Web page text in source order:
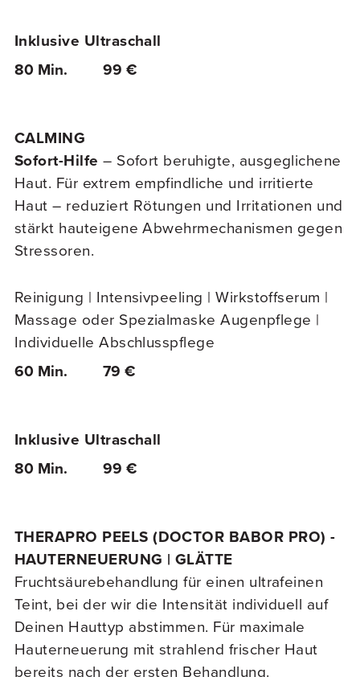
Inklusive Ultraschall
80 Min.
99 €
CALMING
Sofort-Hilfe – Sofort beruhigte, ausgeglichene
Haut. Für extrem empfindliche und irritierte
Haut – reduziert Rötungen und Irritationen und
stärkt hauteigene Abwehrmechanismen gegen
Stressoren.
Reinigung | Intensivpeeling | Wirkstoffserum |
Massage oder Spezialmaske Augenpflege |
Individuelle Abschlusspflege
60 Min.
79 €
Inklusive Ultraschall
80 Min.
99 €
THERAPRO PEELS (DOCTOR BABOR PRO) -
HAUTERNEUERUNG | GLÄTTE
Fruchtsäurebehandlung für einen ultrafeinen
Teint, bei der wir die Intensität individuell auf
Deinen Hauttyp abstimmen. Für maximale
Hauterneuerung mit strahlend frischer Haut
bereits nach der ersten Behandlung.